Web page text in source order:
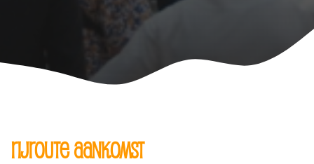
Rijroute aankomst